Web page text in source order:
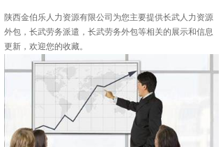
陕西金伯乐人力资源有限公司为您主要提供长武人力资源
外包 ，长武劳务派遣，长武劳务外包等相关的展示和信息
更新，欢迎您的收藏。